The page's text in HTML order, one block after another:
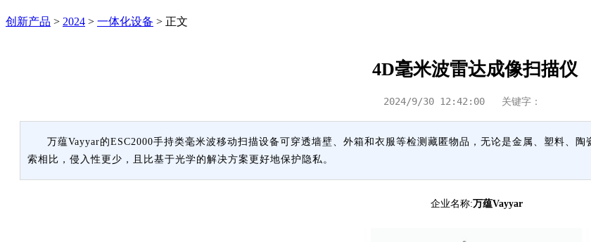
创新产品 > 2024 > 一体化设备 > 正文
4D毫米波雷达成像扫描仪
2024/9/30 12:42:00 关键字：
万蕴Vayyar的ESC2000手持类毫米波移动扫描设备可穿透墙壁、外箱和衣服等检测藏匿物品，无论是金属、塑料、
索相比，侵入性更少，且比基于光学的解决方案更好地保护隐私。
企业名称:万蕴Vayyar